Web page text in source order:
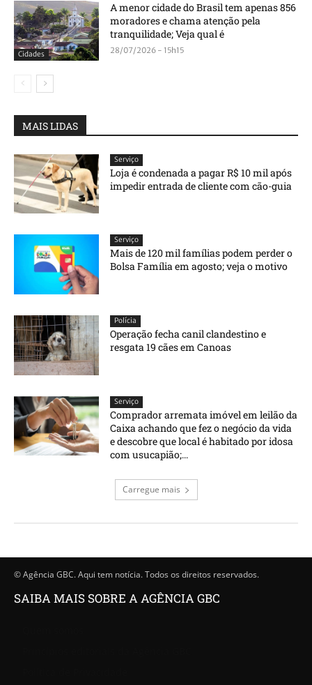
Cidades
A menor cidade do Brasil tem apenas 856
moradores e chama atenção pela
tranquilidade; Veja qual é
28/07/2026 - 15h15
MAIS LIDAS
Serviço
Loja é condenada a pagar R$ 10 mil após
impedir entrada de cliente com cão-guia
Serviço
Mais de 120 mil famílias podem perder o
Bolsa Família em agosto; veja o motivo
Polícia
Operação fecha canil clandestino e
resgata 19 cães em Canoas
Serviço
Comprador arremata imóvel em leilão da
Caixa achando que fez o negócio da vida
e descobre que local é habitado por idosa
com usucapião;...
Carregue mais
© Agência GBC. Aqui tem notícia. Todos os direitos reservados.
SAIBA MAIS SOBRE A AGÊNCIA GBC